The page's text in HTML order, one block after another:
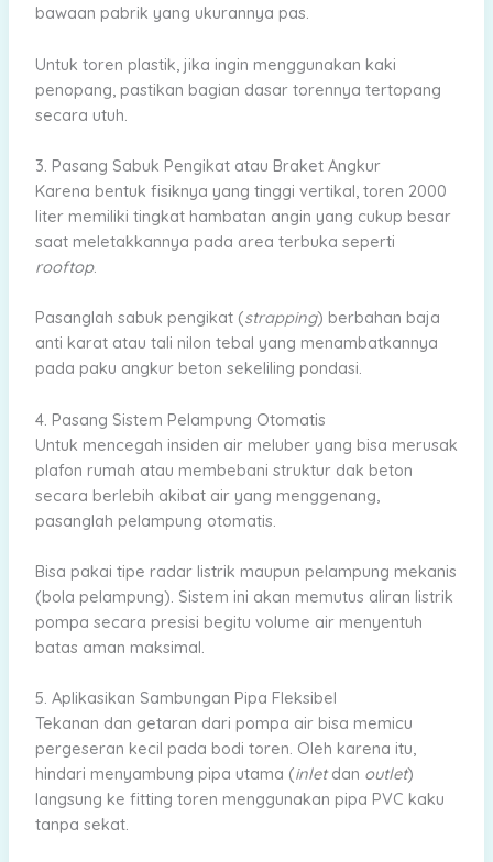
bawaan pabrik yang ukurannya pas.
Untuk toren plastik, jika ingin menggunakan kaki
penopang, pastikan bagian dasar torennya tertopang
secara utuh.
3. Pasang Sabuk Pengikat atau Braket Angkur
Karena bentuk fisiknya yang tinggi vertikal, toren 2000
liter memiliki tingkat hambatan angin yang cukup besar
saat meletakkannya pada area terbuka seperti
rooftop.
Pasanglah sabuk pengikat (strapping) berbahan baja
anti karat atau tali nilon tebal yang menambatkannya
pada paku angkur beton sekeliling pondasi.
4. Pasang Sistem Pelampung Otomatis
Untuk mencegah insiden air meluber yang bisa merusak
plafon rumah atau membebani struktur dak beton
secara berlebih akibat air yang menggenang,
pasanglah pelampung otomatis.
Bisa pakai tipe radar listrik maupun pelampung mekanis
(bola pelampung). Sistem ini akan memutus aliran listrik
pompa secara presisi begitu volume air menyentuh
batas aman maksimal.
5. Aplikasikan Sambungan Pipa Fleksibel
Tekanan dan getaran dari pompa air bisa memicu
pergeseran kecil pada bodi toren. Oleh karena itu,
hindari menyambung pipa utama (inletdan outlet)
langsung ke fitting toren menggunakan pipa PVC kaku
tanpa sekat.